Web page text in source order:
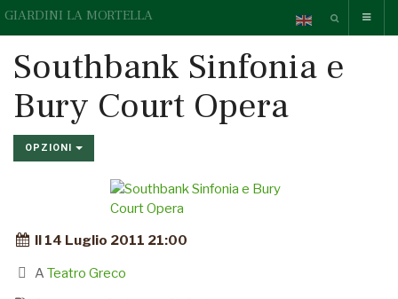
GIARDINI LA MORTELLA
Southbank Sinfonia e
Bury Court Opera
OPZIONI
Il 14 Luglio 2011 21:00
A Teatro Greco